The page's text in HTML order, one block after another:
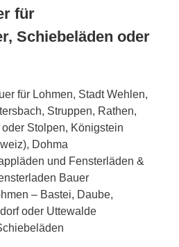
für
Schiebeläden oder
für Lohmen, Stadt Wehlen,
Struppen, Rathen,
Stolpen, Königstein
Dohma
und Fensterläden &
Bauer
– Bastei, Daube,
oder Uttewalde